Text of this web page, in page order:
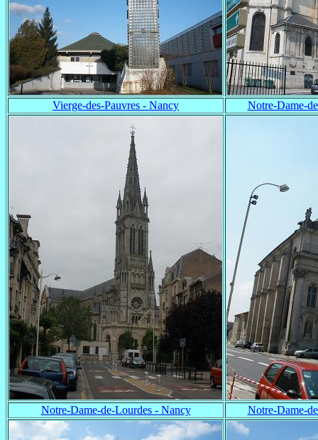
Vierge-des-Pauvres - Nancy Notre-Dame-
Notre-Dame-de-Lourdes - Nancy Notre-Dame-